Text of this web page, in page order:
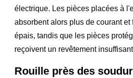
électrique. Les pièces placées à
absorbent alors plus de courant et
épais, tandis que les pièces
reçoivent un revêtement
Rouille près des